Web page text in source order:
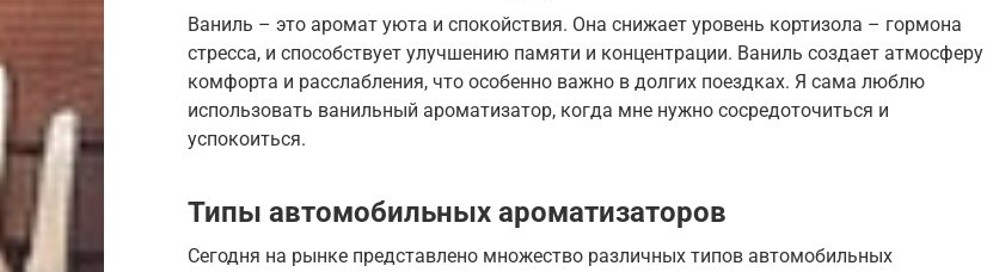
Ваниль – это аромат уюта и спокойствия. Она снижает уровень кортизола – гормона
стресса, и способствует улучшению памяти и концентрации. Ваниль создает атмосферу
комфорта и расслабления, что особенно важно в долгих поездках. Я сама люблю
использовать ванильный ароматизатор, когда мне нужно сосредоточиться и
успокоиться.
Типы автомобильных ароматизаторов
Сегодня на рынке представлено множество различных типов автомобильных